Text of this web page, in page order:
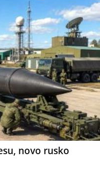
novo rusko